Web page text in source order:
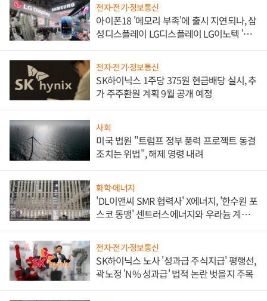
전자·전기·정보통신
아이폰18 '메모리 부족'에 출시 지연되나, 삼
성디스플레이 LG디스플레이 LG이노텍 '탈
전자·전기·정보통신
SK하이닉스 1주당 375원 현금배당 실시, 추
가 주주환원 계획 9월 공개 예정
사회
미국 법원 "트럼프 정부 풍력 프로젝트 동결
조치는 위법", 해제 명령 내려
화학·에너지
'DL이앤씨 SMR 협력사' X에너지, '한수원 포
스코 동맹' 센트러스에너지와 우라늄 계약
전자·전기·정보통신
SK하이닉스 노사 '성과급 주식지급' 평행선,
곽노정 'N% 성과급' 법적 논란 벗을지 주목